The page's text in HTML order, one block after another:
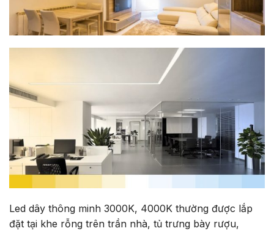
Led dây thông minh 3000K, 4000K thường được lắp
đặt tại khe rỗng trên trần nhà, tủ trưng bày rượu,